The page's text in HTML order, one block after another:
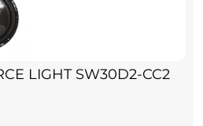
LIGHT SW30D2-CC2